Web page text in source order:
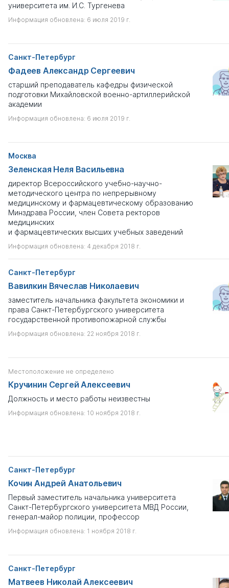
университета им. И.С. Тургенева
Информация обновлена: 6 июля 2019 г.
Санкт-Петербург
Фадеев Александр Сергеевич
старший преподаватель кафедры физической
подготовки Михайловской военно-артиллерийской
академии
Информация обновлена: 6 июля 2019 г.
Москва
Зеленская Неля Васильевна
директор Всероссийского учебно-научно-
методического центра по непрерывному
медицинскому и фармацевтическому образованию
Минздрава России, член Совета ректоров
медицинских
и фармацевтических высших учебных заведений
Информация обновлена: 4 декабря 2018 г.
Санкт-Петербург
Вавилкин Вячеслав Николаевич
заместитель начальника факультета экономики и
права Санкт-Петербургского университета
государственной противопожарной службы
Информация обновлена: 22 ноября 2018 г.
Местоположение не определено
Кручинин Сергей Алексеевич
Должность и место работы неизвестны
Информация обновлена: 10 ноября 2018 г.
Санкт-Петербург
Кочин Андрей Анатольевич
Первый заместитель начальника университета
Санкт-Петербургского университета МВД России,
генерал-майор полиции, профессор
Информация обновлена: 1 ноября 2018 г.
Санкт-Петербург
Матвеев Николай Алексеевич